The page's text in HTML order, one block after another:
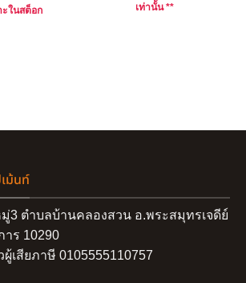
ะในสต็อก
เท่านั้น **
ม้นท์
มู่3 ตำบลบ้านคลองสวน อ.พระสมุทรเจดีย์
าร 10290
ผู้เสียภาษี 0105555110757